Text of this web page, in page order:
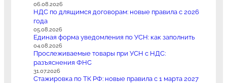
06.08.2026
НДС по длящимся договорам: новые правила с 2026
года
05.08.2026
Единая форма уведомления по УСН: как заполнить
04.08.2026
Прослеживаемые товары при УСН с НДС:
разъяснения ФНС
31.07.2026
Стажировка по ТК РФ: новые правила с 1 марта 2027